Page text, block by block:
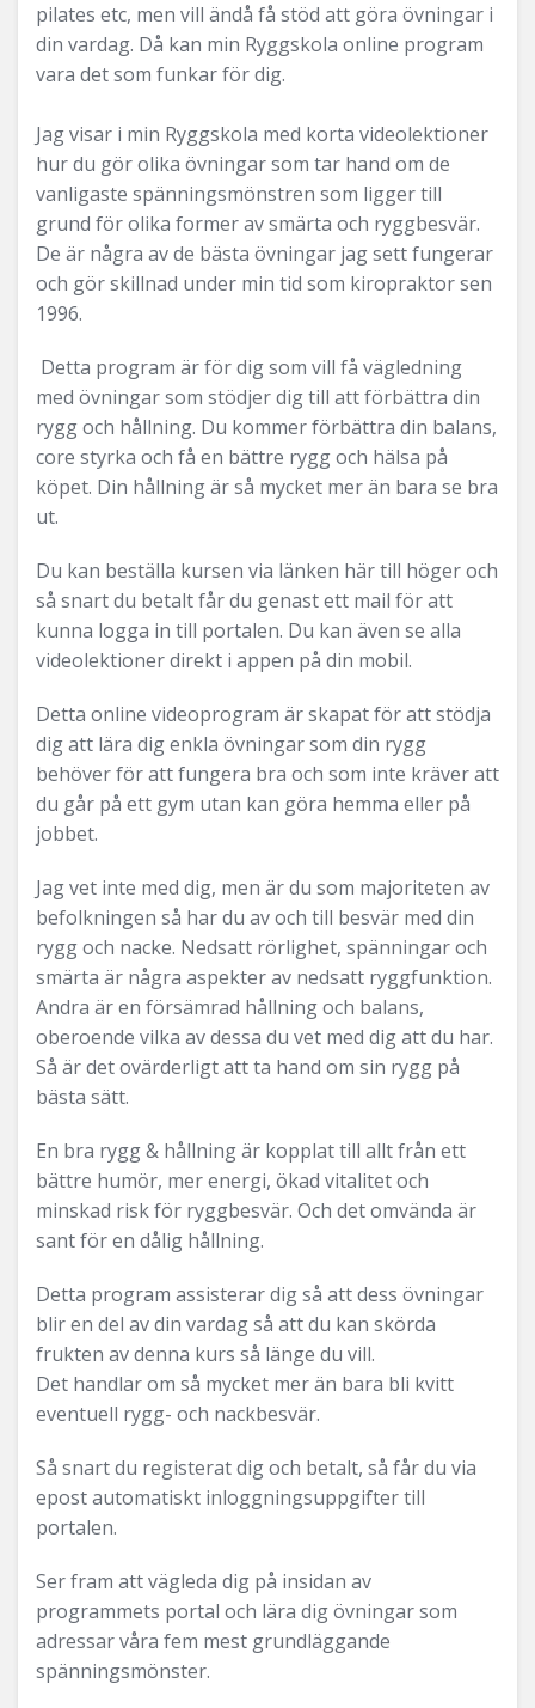
pilates etc, men vill ändå få stöd att göra övningar i
din vardag. Då kan min Ryggskola online program
vara det som funkar för dig.
Jag visar i min Ryggskola med korta videolektioner
hur du gör olika övningar som tar hand om de
vanligaste spänningsmönstren som ligger till
grund för olika former av smärta och ryggbesvär.
De är några av de bästa övningar jag sett fungerar
och gör skillnad under min tid som kiropraktor sen
1996.
Detta program är för dig som vill få vägledning
med övningar som stödjer dig till att förbättra din
rygg och hållning. Du kommer förbättra din balans,
core styrka och få en bättre rygg och hälsa på
köpet. Din hållning är så mycket mer än bara se bra
ut.
Du kan beställa kursen via länken här till höger och
så snart du betalt får du genast ett mail för att
kunna logga in till portalen. Du kan även se alla
videolektioner direkt i appen på din mobil.
Detta online videoprogram är skapat för att stödja
dig att lära dig enkla övningar som din rygg
behöver för att fungera bra och som inte kräver att
du går på ett gym utan kan göra hemma eller på
jobbet.
Jag vet inte med dig, men är du som majoriteten av
befolkningen så har du av och till besvär med din
rygg och nacke. Nedsatt rörlighet, spänningar och
smärta är några aspekter av nedsatt ryggfunktion.
Andra är en försämrad hållning och balans,
oberoende vilka av dessa du vet med dig att du har.
Så är det ovärderligt att ta hand om sin rygg på
bästa sätt.
En bra rygg & hållning är kopplat till allt från ett
bättre humör, mer energi, ökad vitalitet och
minskad risk för ryggbesvär. Och det omvända är
sant för en dålig hållning.
Detta program assisterar dig så att dess övningar
blir en del av din vardag så att du kan skörda
frukten av denna kurs så länge du vill.
Det handlar om så mycket mer än bara bli kvitt
eventuell rygg- och nackbesvär.
Så snart du registerat dig och betalt, så får du via
epost automatiskt inloggningsuppgifter till
portalen.
Ser fram att vägleda dig på insidan av
programmets portal och lära dig övningar som
adressar våra fem mest grundläggande
spänningsmönster.